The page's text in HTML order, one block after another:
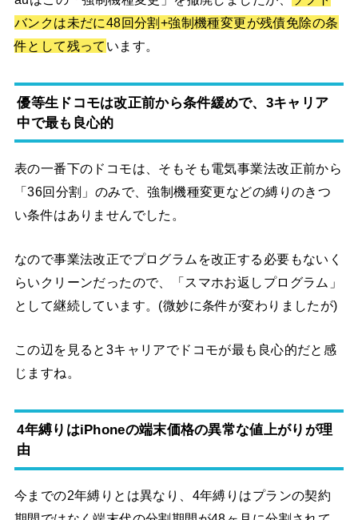
バンクは未だに48回分割+強制機種変更が残債免除の条
件として残って います。
優等生ドコモは改正前から条件緩めで、3キャリア
中で最も良心的
表の一番下のドコモは、そもそも電気事業法改正前から
「36回分割」のみで、強制機種変更などの縛りのきつ
い条件はありませんでした。
なので事業法改正でプログラムを改正する必要もないく
らいクリーンだったので、「スマホお返しプログラム」
として継続しています。(微妙に条件が変わりましたが)
この辺を見ると3キャリアでドコモが最も良心的だと感
じますね。
4年縛りはiPhoneの端末価格の異常な値上がりが理
由
今までの2年縛りとは異なり、4年縛りはプランの契約